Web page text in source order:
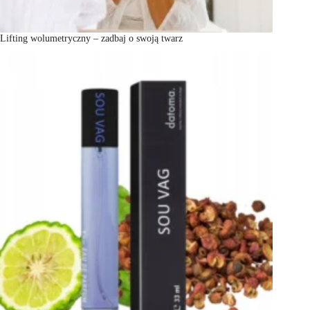
Lifting wolumetryczny – zadbaj o swoją twarz